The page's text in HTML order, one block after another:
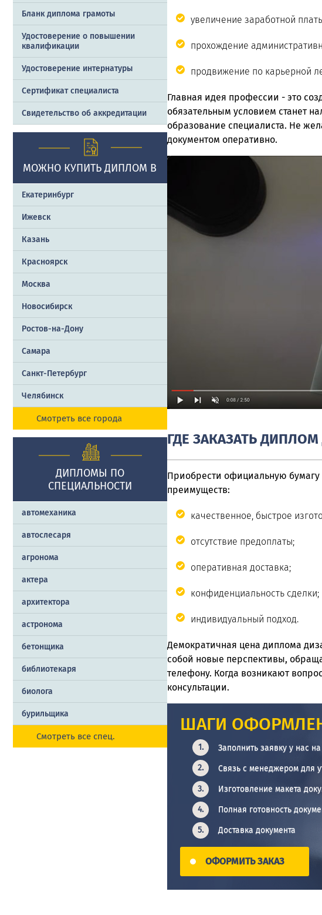
Бланк диплома грамоты
Удостоверение о повышении
квалификации
Удостоверение интернатуры
Сертификат специалиста
Свидетельство об аккредитации
МОЖНО КУПИТЬ ДИПЛОМ В
Екатеринбург
Ижевск
Казань
Красноярск
Москва
Новосибирск
Ростов-на-Дону
Самара
Санкт-Петербург
Челябинск
Смотреть все города
ДИПЛОМЫ ПО
СПЕЦИАЛЬНОСТИ
автомеханика
автослесаря
агронома
актера
архитектора
астронома
бетонщика
библиотекаря
биолога
бурильщика
Смотреть все спец.
увеличение заработной
прохождение
продвижение по карьерной
Главная идея профессии - это
обязательным условием станет
образование специалиста. Не
документом оперативно.
ГДЕ ЗАКАЗАТЬ
Приобрести официальную
преимуществ:
качественное, быстрое
отсутствие предоплаты;
оперативная доставка;
конфиденциальность сделки;
индивидуальный подход.
Демократичная цена диплома
собой новые перспективы,
телефону. Когда возникают
консультации.
ШАГИ
Заполнить заявку у нас на
Связь с менеджером для
Изготовление макета
Полная готовность
Доставка документа
ОФОРМИТЬ ЗАКАЗ